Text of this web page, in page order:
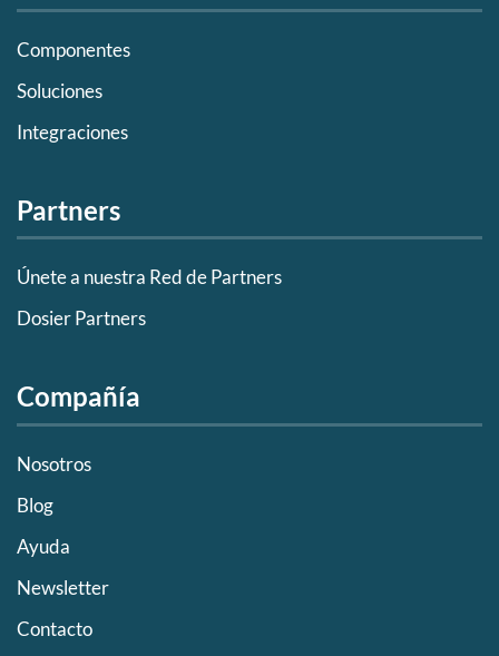
Componentes
Soluciones
Integraciones
Partners
Únete a nuestra Red de Partners
Dosier Partners
Compañía
Nosotros
Blog
Ayuda
Newsletter
Contacto